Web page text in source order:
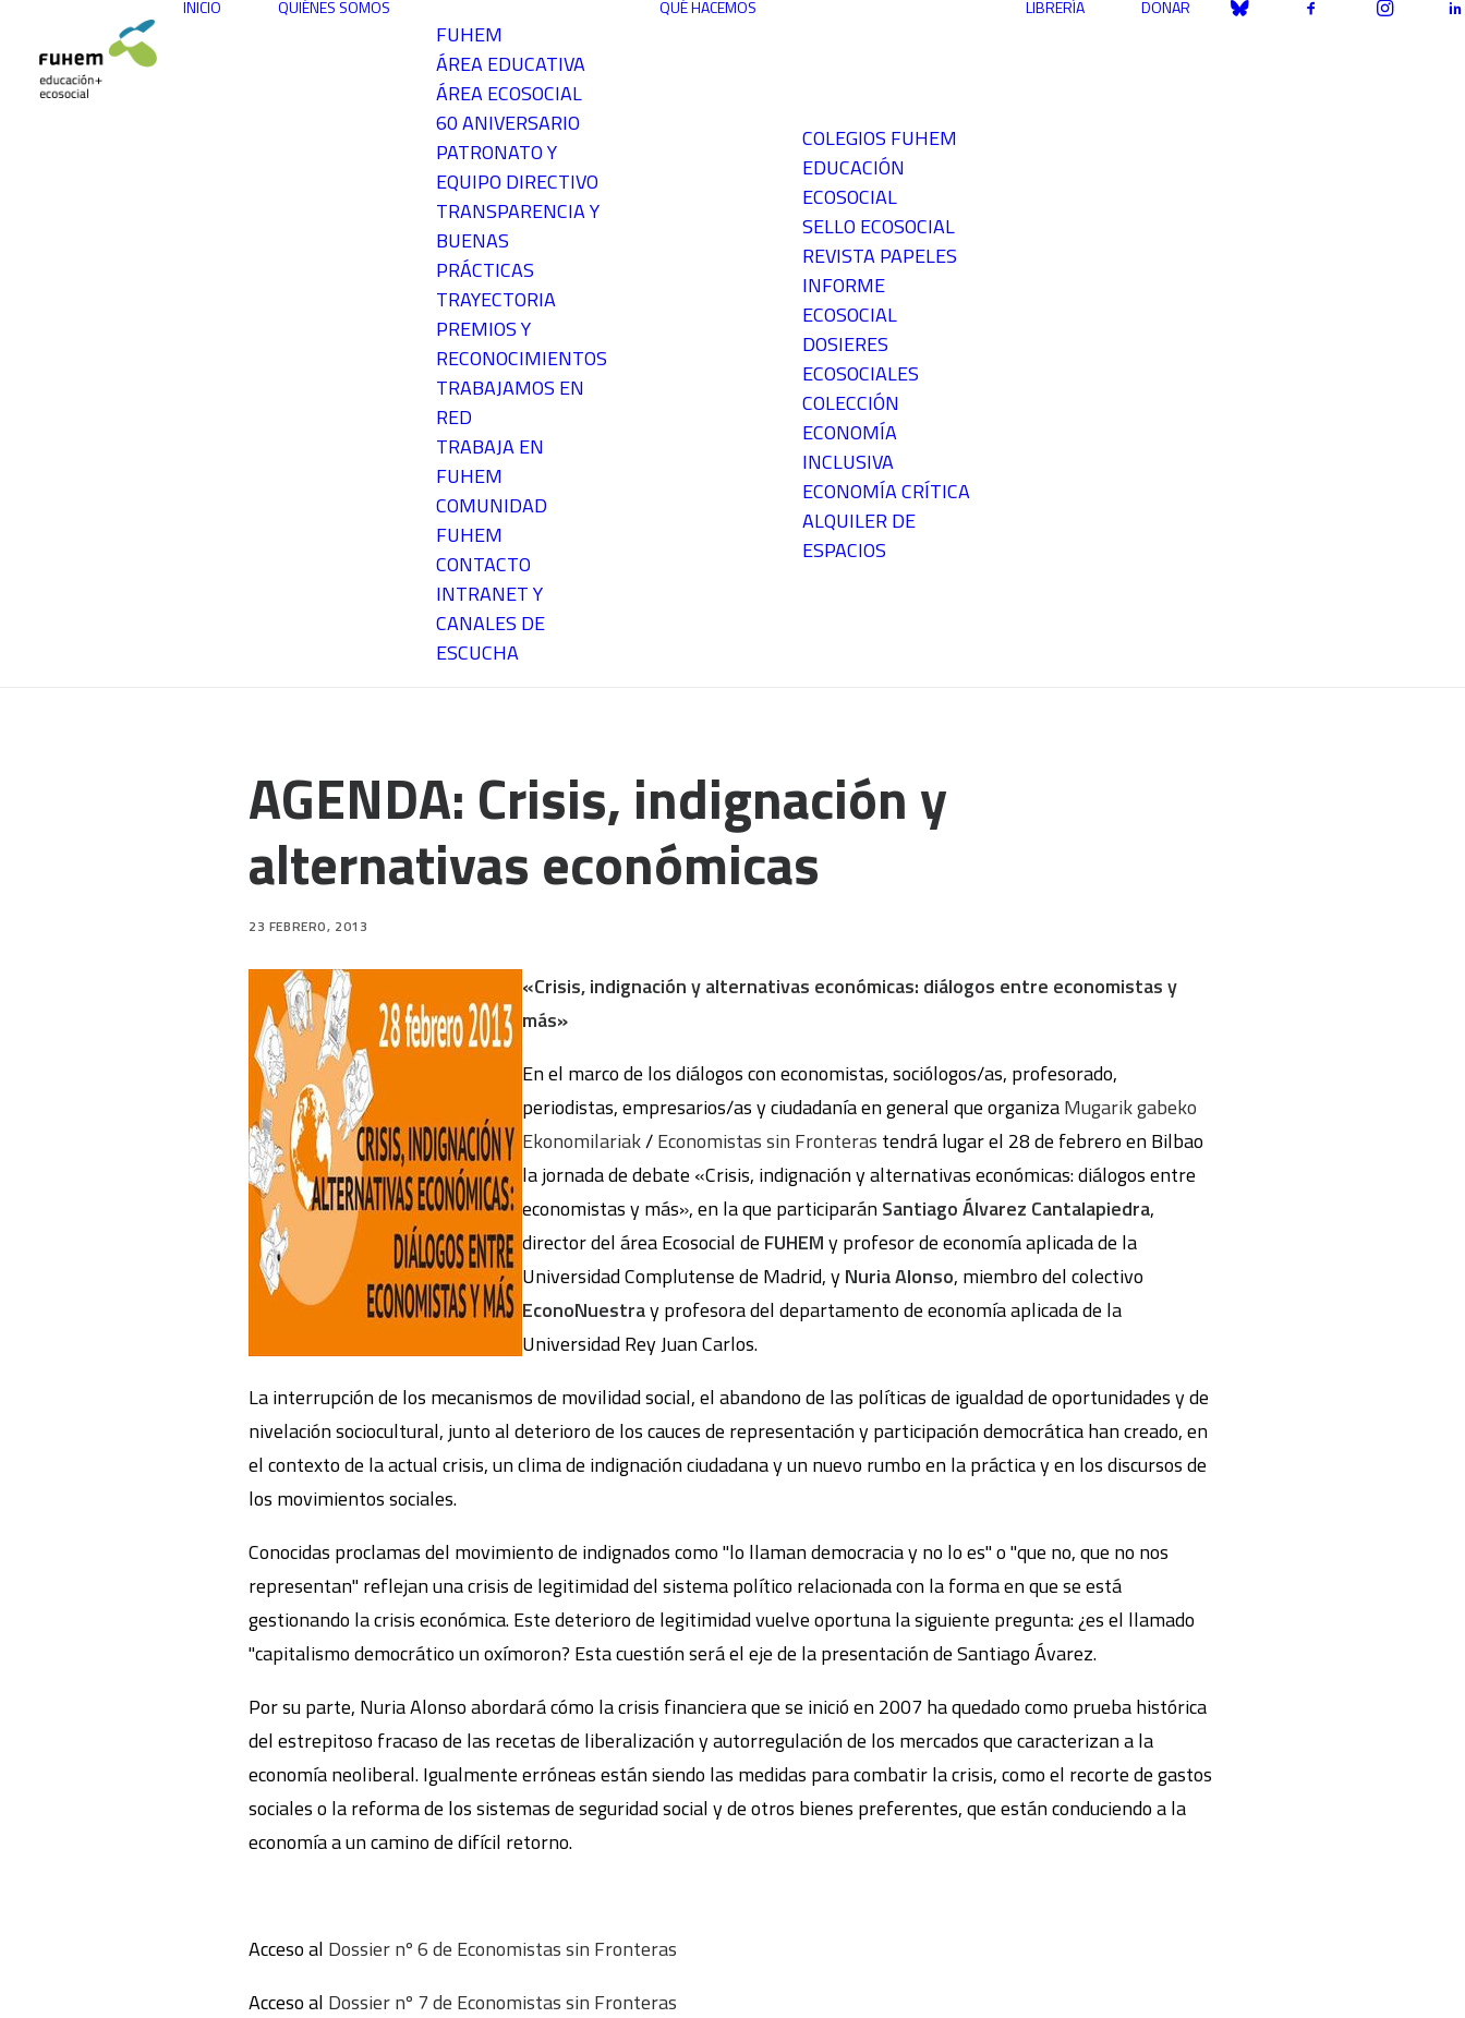
INICIO QUIÉNES SOMOS
FUHEM
ÁREA EDUCATIVA
ÁREA ECOSOCIAL
60 ANIVERSARIO
PATRONATO Y
EQUIPO DIRECTIVO
TRANSPARENCIA Y
BUENAS
PRÁCTICAS
TRAYECTORIA
PREMIOS Y
RECONOCIMIENTOS
TRABAJAMOS EN
RED
TRABAJA EN
FUHEM
COMUNIDAD
FUHEM
CONTACTO
INTRANET Y
CANALES DE
ESCUCHA
QUÉ HACEMOS
COLEGIOS FUHEM
EDUCACIÓN
ECOSOCIAL
SELLO ECOSOCIAL
REVISTA PAPELES
INFORME
ECOSOCIAL
DOSIERES
ECOSOCIALES
COLECCIÓN
ECONOMÍA
INCLUSIVA
ECONOMÍA CRÍTICA
ALQUILER DE
ESPACIOS
LIBRERÍA DONAR
AGENDA: Crisis, indignación y
alternativas económicas
23 FEBRERO, 2013
«Crisis, indignación y alternativas económicas: diálogos entre economistas y
más»
En el marco de los diálogos con economistas, sociólogos/as, profesorado,
periodistas, empresarios/as y ciudadanía en general que organizaMugarik gabeko
Ekonomilariak/Economistas sin Fronteras tendrá lugar el 28 de febrero en Bilbao
la jornada de debate «Crisis, indignación y alternativas económicas: diálogos entre
economistas y más», en la que participaránSantiago Álvarez Cantalapiedra,
director del área Ecosocial de FUHEMy profesor de economía aplicada de la
Universidad Complutense de Madrid, yNuria Alonso, miembro del colectivo
EconoNuestray profesora del departamento de economía aplicada de la
Universidad Rey Juan Carlos.
La interrupción de los mecanismos de movilidad social, el abandono de las políticas de igualdad de oportunidades y de
nivelación sociocultural, junto al deterioro de los cauces de representación y participación democrática han creado, en
el contexto de la actual crisis, un clima de indignación ciudadana y un nuevo rumbo en la práctica y en los discursos de
los movimientos sociales.
Conocidas proclamas del movimiento de indignados como "lo llaman democracia y no lo es" o "que no, que no nos
representan" reflejan una crisis de legitimidad del sistema político relacionada con la forma en que se está
gestionando la crisis económica. Este deterioro de legitimidad vuelve oportuna la siguiente pregunta: ¿es el llamado
"capitalismo democrático un oxímoron? Esta cuestión será el eje de la presentación de Santiago Ávarez.
Por su parte, Nuria Alonso abordará cómo la crisis financiera que se inició en 2007 ha quedado como prueba histórica
del estrepitoso fracaso de las recetas de liberalización y autorregulación de los mercados que caracterizan a la
economía neoliberal. Igualmente erróneas están siendo las medidas para combatir la crisis, como el recorte de gastos
sociales o la reforma de los sistemas de seguridad social y de otros bienes preferentes, que están conduciendo a la
economía a un camino de difícil retorno.
Acceso al Dossier nº 6 de Economistas sin Fronteras
Acceso al Dossier nº 7 de Economistas sin Fronteras